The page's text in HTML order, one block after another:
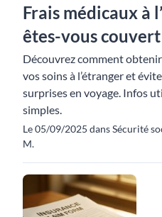
Frais médicaux à
êtes-vous couvert
Découvrez comment
vos soins à l’étranger et
surprises en voyage. Infos
simples.
Le 05/09/2025 dans Sécurité
M.